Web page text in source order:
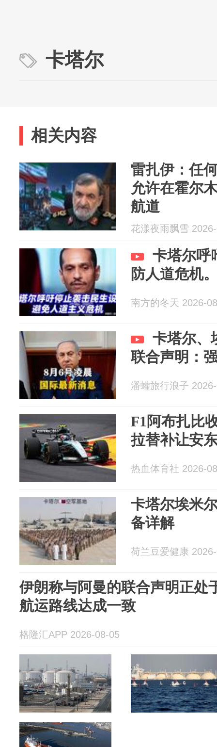
卡塔尔
相关内容
雷扎伊：任
允许在霍尔
航道
花漾夜雨飘雪
卡塔尔呼
防人道危机
南方的冬天 2026-
卡塔尔、
联合声明：
潘蠸旅行浪子
F1阿布扎比
拉替补让安
热血体育社 2026-
卡塔尔埃米
备详解
荷兰豆爱健康
伊朗称与阿曼的联合声明正处
航运路线达成一致
格隆汇APP 2026-08-05